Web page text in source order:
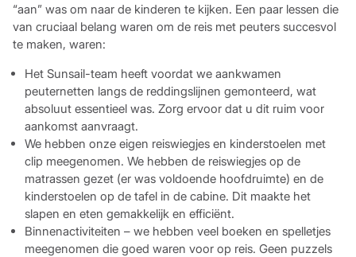
“aan” was om naar de kinderen te kijken. Een paar lessen die
van cruciaal belang waren om de reis met peuters succesvol
te maken, waren:
Het Sunsail-team heeft voordat we aankwamen
peuternetten langs de reddingslijnen gemonteerd, wat
absoluut essentieel was. Zorg ervoor dat u dit ruim voor
aankomst aanvraagt.
We hebben onze eigen reiswiegjes en kinderstoelen met
clip meegenomen. We hebben de reiswiegjes op de
matrassen gezet (er was voldoende hoofdruimte) en de
kinderstoelen op de tafel in de cabine. Dit maakte het
slapen en eten gemakkelijk en efficiënt.
Binnenactiviteiten – we hebben veel boeken en spelletjes
meegenomen die goed waren voor op reis. Geen puzzels